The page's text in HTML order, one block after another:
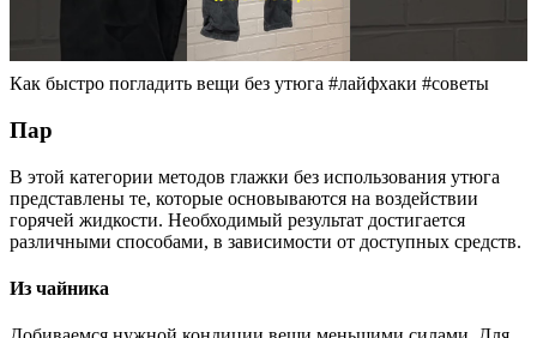
Как быстро погладить вещи без утюга #лайфхаки #советы
Пар
В этой категории методов глажки без использования утюга
представлены те, которые основываются на воздействии
горячей жидкости. Необходимый результат достигается
различными способами, в зависимости от доступных средств.
Из чайника